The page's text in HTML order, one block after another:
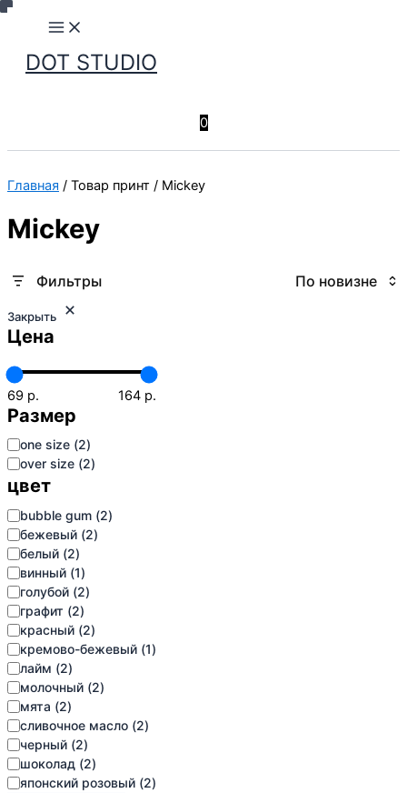
Перейти
DOT STUDIO
0
Главная / Товар принт / Mickey
Mickey
Закрыть
Цена
69 р. 164 р.
Размер
размер
one size (2)
over size (2)
цвет
цветbubble gum (2)
бежевый (2)
белый (2)
винный (1)
голубой (2)
графит (2)
красный (2)
кремово-бежевый (1)
лайм (2)
молочный (2)
мята (2)
сливочное масло (2)
черный (2)
шоколад (2)
японский розовый (2)
-50%